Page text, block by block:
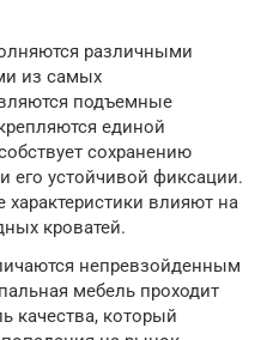
различными
из самых
подъемные
единой
сохранению
его устойчивой фиксации.
характеристики влияют на
кроватей.
непревзойденным
мебель проходит
качества, который